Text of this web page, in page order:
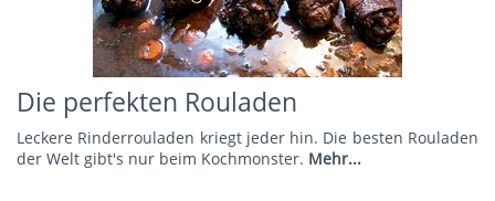
Die perfekten Rouladen
Leckere Rinderrouladen kriegt jeder hin. Die besten Rouladen
der Welt gibt's nur beim Kochmonster. Mehr...